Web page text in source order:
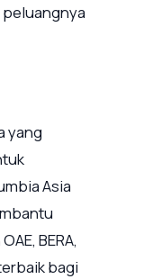
peluangnya
yang
Asia
BERA,
bagi